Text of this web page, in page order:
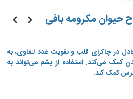
حیوان مکرومه بافی
در چاکرای قلب و تقویت غدد لنفاوی، به
بدن کمک می‌کند.استفاده از یشم می‌تواند به
کمک کند.